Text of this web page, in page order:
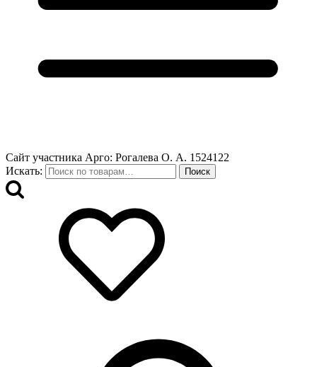
Сайт участника Арго: Рогалева О. А. 1524122
Искать:
Поиск